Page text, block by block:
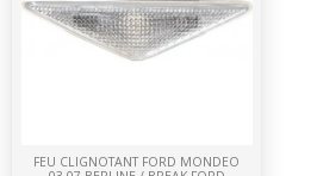
FEU CLIGNOTANT FORD MONDEO